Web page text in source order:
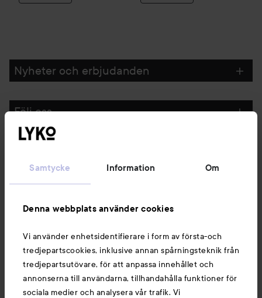
Samtycke Information Om
Denna webbplats använder cookies
Vi använder enhetsidentifierare i form av första-och
tredjepartscookies, inklusive annan spårningsteknik från
tredjepartsutövare, för att anpassa innehållet och
annonserna till användarna, tillhandahålla funktioner för
sociala medier och analysera vår trafik. Vi
Nyheter och erbjudanden
Följ oss
Du kanske också gillar